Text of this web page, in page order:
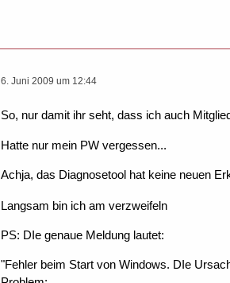
6. Juni 2009 um 12:44
So, nur damit ihr seht, dass ich auch
Hatte nur mein PW vergessen...
Achja, das Diagnosetool hat keine neuen
Langsam bin ich am verzweifeln
PS: DIe genaue Meldung lautet:
"Fehler beim Start von Windows. DIe